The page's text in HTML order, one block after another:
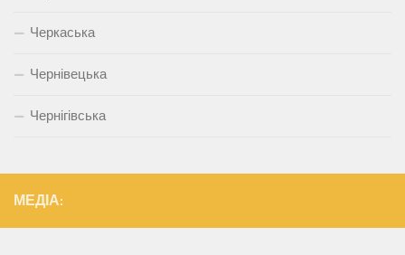
Черкаська
Чернівецька
Чернігівська
МЕДІА: